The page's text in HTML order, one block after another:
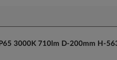
3000K 710lm D-200mm H-